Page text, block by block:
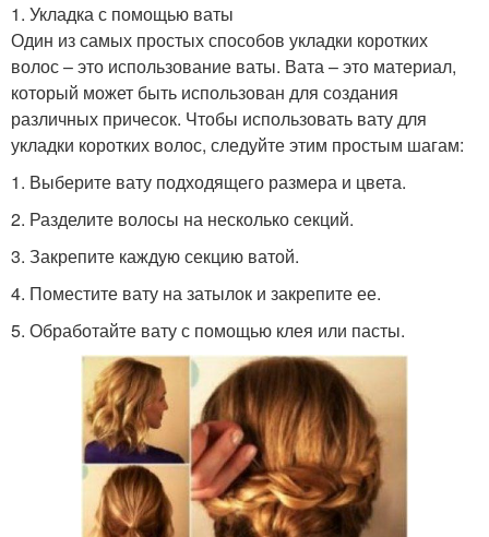
1. Укладка с помощью ваты
Один из самых простых способов укладки коротких
волос – это использование ваты. Вата – это материал,
который может быть использован для создания
различных причесок. Чтобы использовать вату для
укладки коротких волос, следуйте этим простым шагам:
1. Выберите вату подходящего размера и цвета.
2. Разделите волосы на несколько секций.
3. Закрепите каждую секцию ватой.
4. Поместите вату на затылок и закрепите ее.
5. Обработайте вату с помощью клея или пасты.